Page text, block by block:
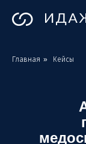
Главная » Кейсы